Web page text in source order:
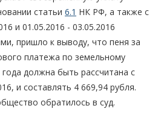
статьи 6.1 НК РФ, а также с
и 01.05.2016 - 03.05.2016
пришло к выводу, что пеня за
платежа по земельному
года должна быть рассчитана с
и составлять 4 669,94 рубля.
обратилось в суд.